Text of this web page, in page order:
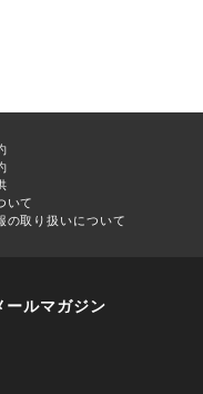
いて
の取り扱いについて
ルマガジン